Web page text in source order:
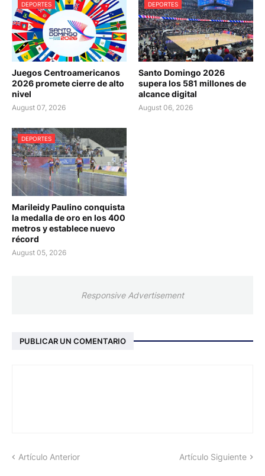
DEPORTES
Juegos Centroamericanos
2026 promete cierre de alto
nivel
August 07, 2026
DEPORTES
Santo Domingo 2026
supera los 581 millones de
alcance digital
August 06, 2026
DEPORTES
Marileidy Paulino conquista
la medalla de oro en los 400
metros y establece nuevo
récord
August 05, 2026
Responsive Advertisement
PUBLICAR UN COMENTARIO
Artículo Anterior Artículo Siguiente